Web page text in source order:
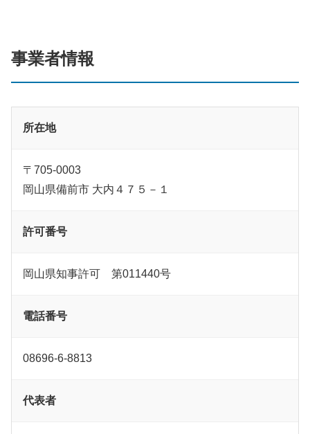
事業者情報
所在地
〒705-0003
岡山県備前市 大内４７５－１
許可番号
岡山県知事許可 第011440号
電話番号
08696-6-8813
代表者